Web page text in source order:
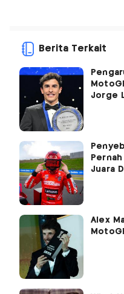
Berita Terkait
Jorge
Juara
Alex